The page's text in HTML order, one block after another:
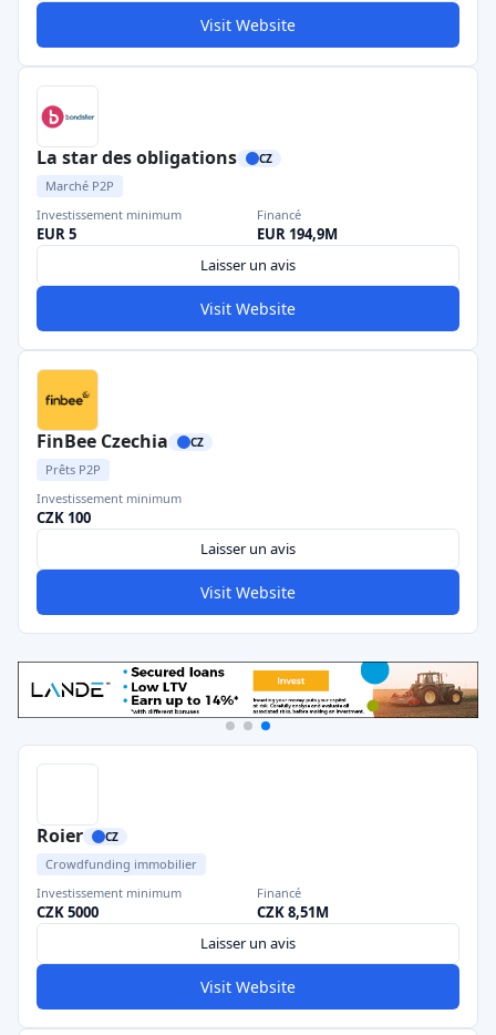
Visit Website
La star des obligations CZ
Marché P2P
Investissement minimum
EUR 5
Financé
EUR 194,9M
Laisser un avis
Visit Website
FinBee Czechia CZ
Prêts P2P
Investissement minimum
CZK 100
Laisser un avis
Visit Website
Roier CZ
Crowdfunding immobilier
Investissement minimum
CZK 5000
Financé
CZK 8,51M
Laisser un avis
Visit Website